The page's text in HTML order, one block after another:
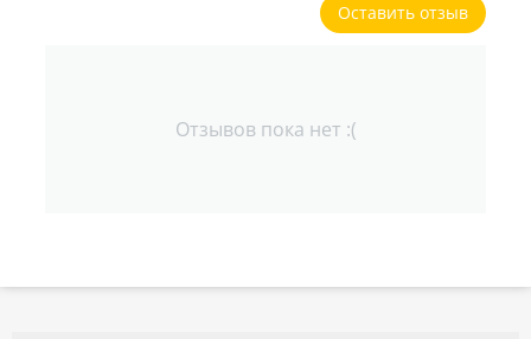
Оставить отзыв
Отзывов пока нет :(